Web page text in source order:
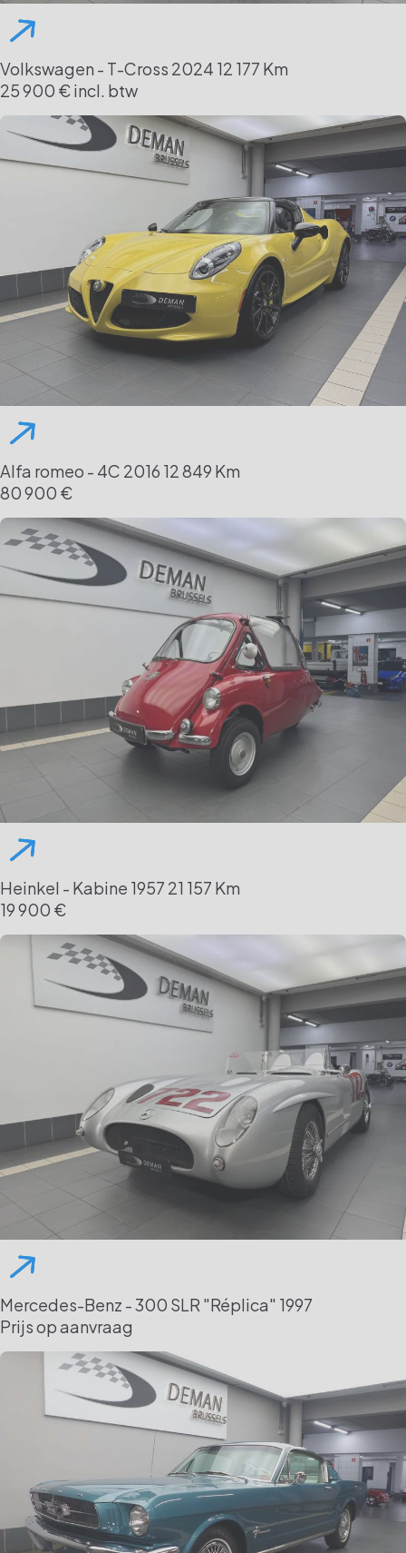
Volkswagen - T-Cross 2024 12 177 Km
25 900 € incl. btw
Alfa romeo - 4C 2016 12 849 Km
80 900 €
Heinkel - Kabine 1957 21 157 Km
19 900 €
Mercedes-Benz - 300 SLR "Réplica" 1997
Prijs op aanvraag